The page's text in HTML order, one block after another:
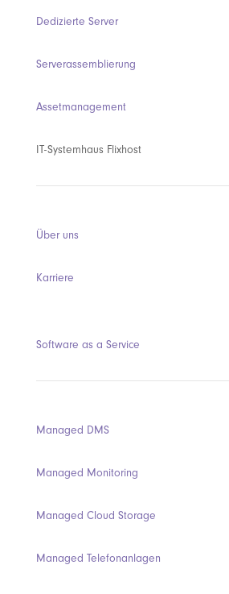
Dedizierte Server
Serverassemblierung
Assetmanagement
IT-Systemhaus Flixhost
Über uns
Karriere
Software as a Service
Managed DMS
Managed Monitoring
Managed Cloud Storage
Managed Telefonanlagen